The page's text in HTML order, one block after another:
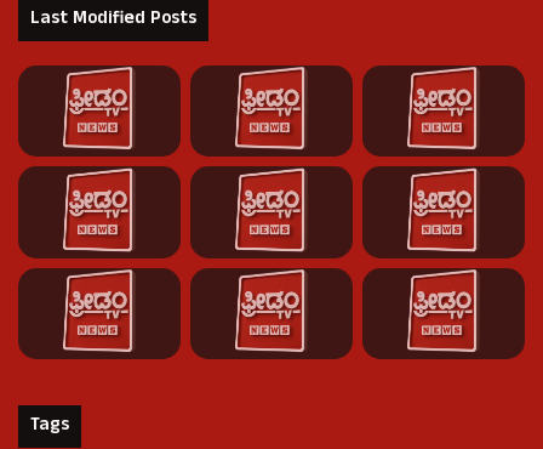
Last Modified Posts
Tags